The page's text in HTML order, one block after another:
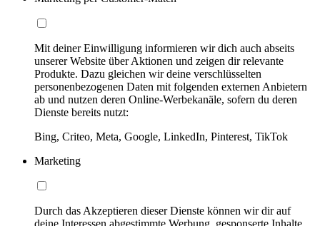
Mit deiner Einwilligung informieren wir dich auch abseits
unserer Website über Aktionen und zeigen dir relevante
Produkte. Dazu gleichen wir deine verschlüsselten
personenbezogenen Daten mit folgenden externen Anbietern
ab und nutzen deren Online-Werbekanäle, sofern du deren
Dienste bereits nutzt:
Bing, Criteo, Meta, Google, LinkedIn, Pinterest, TikTok
Marketing
Durch das Akzeptieren dieser Dienste können wir dir auf
deine Interessen abgestimmte Werbung, gesponserte Inhalte